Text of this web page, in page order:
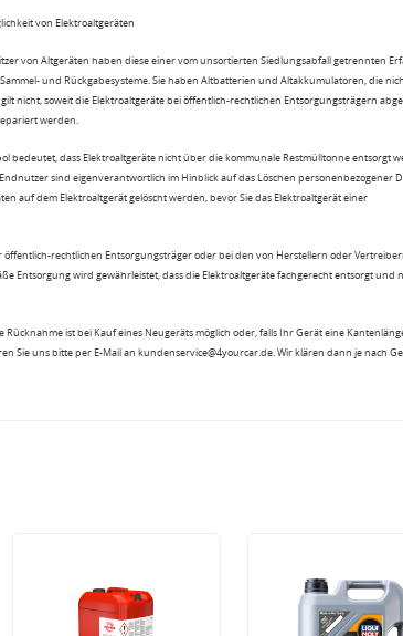
von Elektroaltgeräten
von Altgeräten haben diese einer vom unsortierten Siedlungsabfall getrennten
und Rückgabesysteme. Sie haben Altbatterien und Altakkumulatoren, die
nicht, soweit die Elektroaltgeräte bei öffentlich-rechtlichen Entsorgungsträgern
werden.
bedeutet, dass Elektroaltgeräte nicht über die kommunale Restmülltonne entsorgt
sind eigenverantwortlich im Hinblick auf das Löschen personenbezogener
auf dem Elektroaltgerät gelöscht werden, bevor Sie das Elektroaltgerät einer
rechtlichen Entsorgungsträger oder bei den von Herstellern oder
Entsorgung wird gewährleistet, dass die Elektroaltgeräte fachgerecht entsorgt und
ist bei Kauf eines Neugeräts möglich oder, falls Ihr Gerät eine
Sie uns bitte per E-Mail an kundenservice@4yourcar.de. Wir klären dann je nach